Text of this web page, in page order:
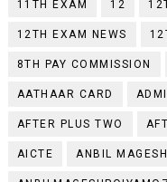
11TH EXAM 12
12TH EXAM NEWS
8TH PAY COMMISSION
AATHAAR CARD
AFTER PLUS TWO
AICTE ANBIL